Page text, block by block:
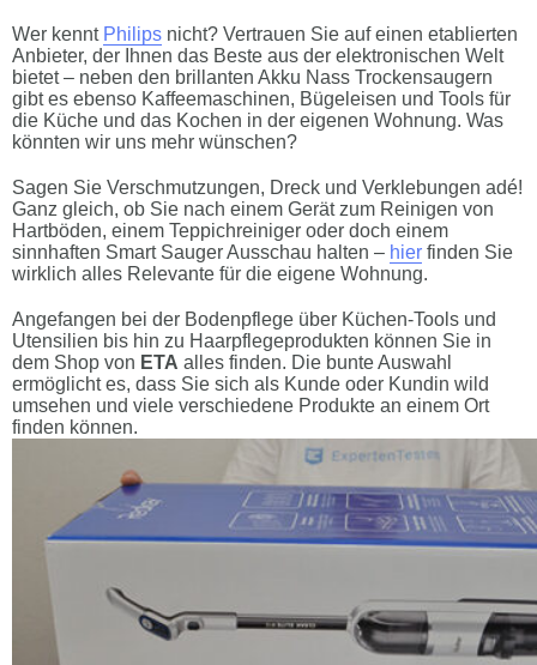
Wer kennt Philips nicht? Vertrauen Sie auf einen etablierten
Anbieter, der Ihnen das Beste aus der elektronischen Welt
bietet – neben den brillanten Akku Nass Trockensaugern
gibt es ebenso Kaffeemaschinen, Bügeleisen und Tools für
die Küche und das Kochen in der eigenen Wohnung. Was
könnten wir uns mehr wünschen?
Sagen Sie Verschmutzungen, Dreck und Verklebungen adé!
Ganz gleich, ob Sie nach einem Gerät zum Reinigen von
Hartböden, einem Teppichreiniger oder doch einem
sinnhaften Smart Sauger Ausschau halten – hier finden Sie
wirklich alles Relevante für die eigene Wohnung.
Angefangen bei der Bodenpflege über Küchen-Tools und
Utensilien bis hin zu Haarpflegeprodukten können Sie in
dem Shop von ETA alles finden. Die bunte Auswahl
ermöglicht es, dass Sie sich als Kunde oder Kundin wild
umsehen und viele verschiedene Produkte an einem Ort
finden können.